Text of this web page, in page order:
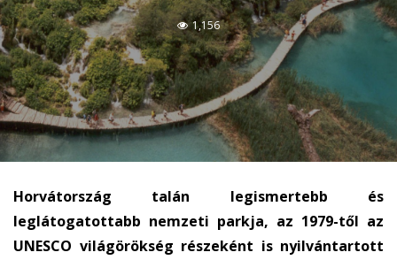
1,156
Horvátország talán legismertebb és
leglátogatottabb nemzeti parkja, az 1979-től az
UNESCO világörökség részeként is nyilvántartott